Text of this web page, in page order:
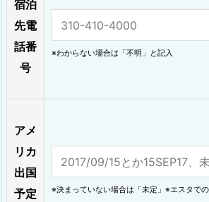
宿泊
先電
話番
号
※わからない場合は「不明」と記入
アメ
リカ
出国
予定
※決まっていない場合は「未定」※エスタで